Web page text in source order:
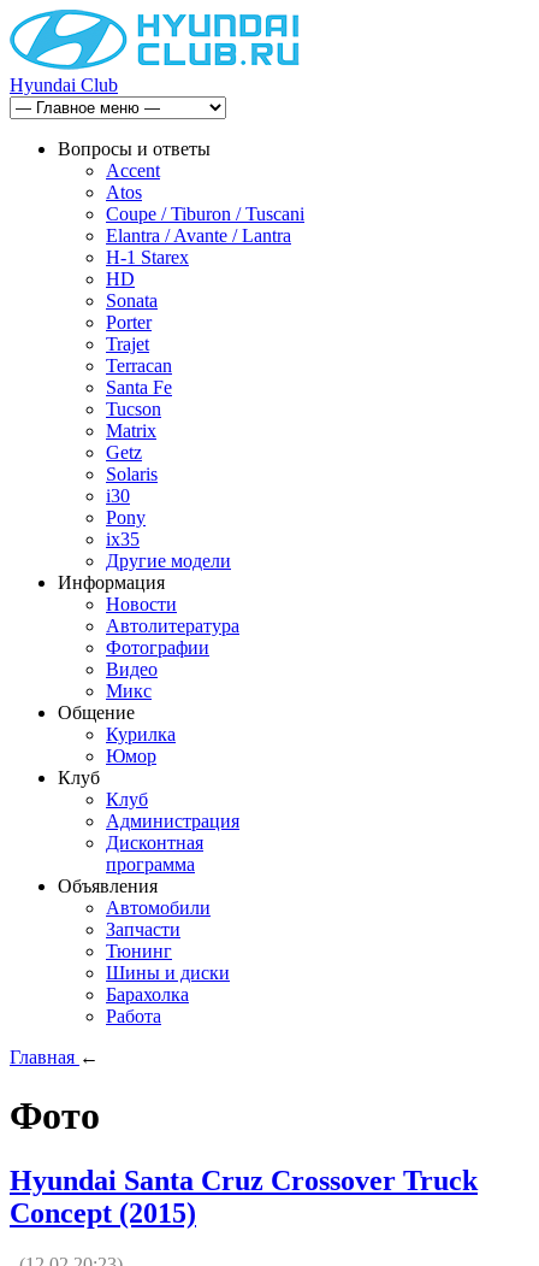
Hyundai Club
Вопросы и ответы
Accent
Atos
Coupe / Tiburon / Tuscani
Elantra / Avante / Lantra
H-1 Starex
HD
Sonata
Porter
Trajet
Terracan
Santa Fe
Tucson
Matrix
Getz
Solaris
i30
Pony
ix35
Другие модели
Информация
Новости
Автолитература
Фотографии
Видео
Микс
Общение
Курилка
Юмор
Клуб
Клуб
Администрация
Дисконтная
программа
Объявления
Автомобили
Запчасти
Тюнинг
Шины и диски
Барахолка
Работа
Главная ←
Фото
Hyundai Santa Cruz Crossover Truck
Concept (2015)